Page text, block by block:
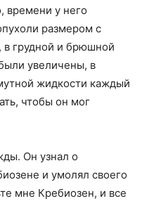
времени у него
размером с
грудной и брюшной
увеличены, в
жидкости каждый
чтобы он мог
Он узнал о
и умолял своего
мне Кребиозен, и все